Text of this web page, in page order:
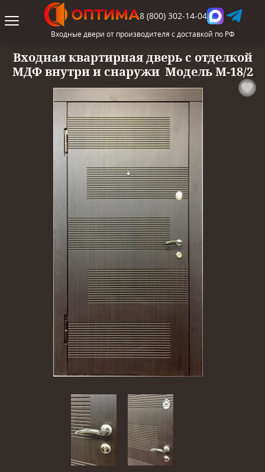
8 (800) 302-14-04
Входные двери от производителя с доставкой по РФ
Входная квартирная дверь с отделкой
МДФ внутри и снаружи Модель М-18/2